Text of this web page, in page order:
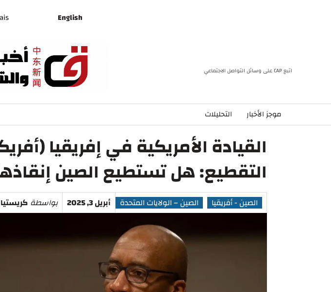
English
اتبع CAP على وسائل التواصل الاجتماعي
موجز الأخبار التحليلات
القيادة الأمريكية في إفريقيا
التقطيع: هل تستطيع الصين
الصين - أفريقيا الصين – الولايات المتحدة أبريل 3, 2025 بواسطة